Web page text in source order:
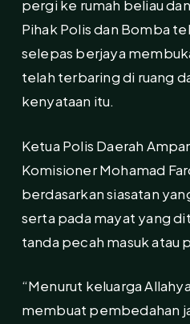
pergi ke rumah beliau
Pihak Polis dan Bomba
selepas berjaya
telah terbaring di ruang
kenyataan itu.
Ketua Polis Daerah
Komisioner Mohamad
berdasarkan siasatan
serta pada mayat yang
tanda pecah masuk atau
“Menurut keluarga
membuat pembedahan